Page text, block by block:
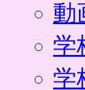
動
学
学